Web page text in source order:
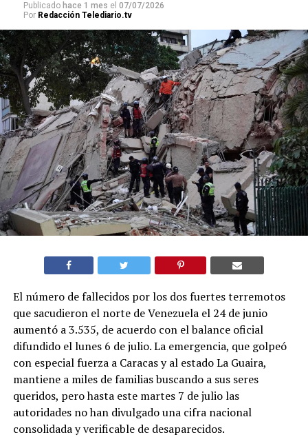
Publicado hace 1 mes el 07/07/2026
Por Redacción Telediario.tv
El número de fallecidos por los dos fuertes terremotos
que sacudieron el norte de Venezuela el 24 de junio
aumentó a 3.535, de acuerdo con el balance oficial
difundido el lunes 6 de julio. La emergencia, que golpeó
con especial fuerza a Caracas y al estado La Guaira,
mantiene a miles de familias buscando a sus seres
queridos, pero hasta este martes 7 de julio las
autoridades no han divulgado una cifra nacional
consolidada y verificable de desaparecidos.